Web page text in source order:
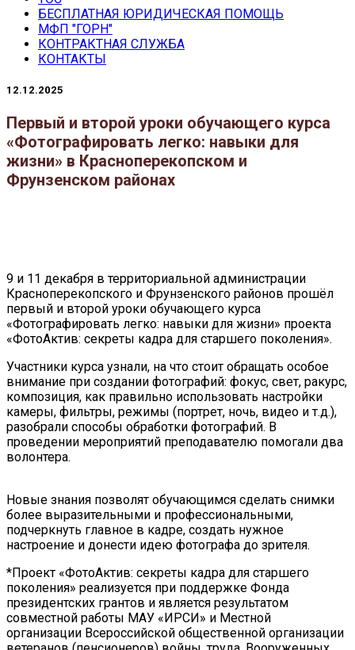
БЕСПЛАТНАЯ ЮРИДИЧЕСКАЯ ПОМОЩЬ
МФП "ГОРН"
КОНТРАКТНАЯ СЛУЖБА
КОНТАКТЫ
12.12.2025
Первый и второй уроки обучающего курса
«Фотографировать легко: навыки для
жизни» в Красноперекопском и
Фрунзенском районах
9 и 11 декабря в территориальной администрации
Красноперекопского и Фрунзенского районов прошёл
первый и второй уроки обучающего курса
«Фотографировать легко: навыки для жизни» проекта
«ФотоАктив: секреты кадра для старшего поколения».
Участники курса узнали, на что стоит обращать особое
внимание при создании фотографий: фокус, свет, ракурс,
композиция, как правильно использовать настройки
камеры, фильтры, режимы (портрет, ночь, видео и т.д.),
разобрали способы обработки фотографий. В
проведении мероприятий преподавателю помогали два
волонтера.
Новые знания позволят обучающимся сделать снимки
более выразительными и профессиональными,
подчеркнуть главное в кадре, создать нужное
настроение и донести идею фотографа до зрителя.
*Проект «ФотоАктив: секреты кадра для старшего
поколения» реализуется при поддержке Фонда
президентских грантов и является результатом
совместной работы МАУ «ИРСИ» и Местной
организации Всероссийской общественной организации